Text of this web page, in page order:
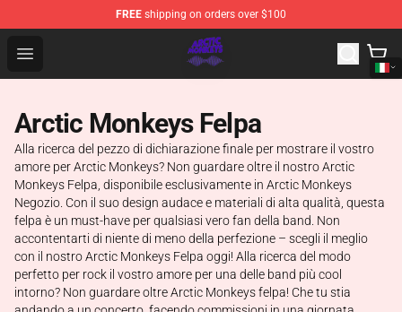
FREE shipping on orders over $100
Open menu
Arctic Monkeys Shop - Official Arctic Monkeys
Arctic Monkeys Felpa
Alla ricerca del pezzo di dichiarazione finale per mostrare il vostro
amore per Arctic Monkeys? Non guardare oltre il nostro Arctic
Monkeys Felpa, disponibile esclusivamente in Arctic Monkeys
Negozio. Con il suo design audace e materiali di alta qualità, questa
felpa è un must-have per qualsiasi vero fan della band. Non
accontentarti di niente di meno della perfezione – scegli il meglio
con il nostro Arctic Monkeys Felpa oggi! Alla ricerca del modo
perfetto per rock il vostro amore per una delle band più cool
intorno? Non guardare oltre Arctic Monkeys felpa! Che tu stia